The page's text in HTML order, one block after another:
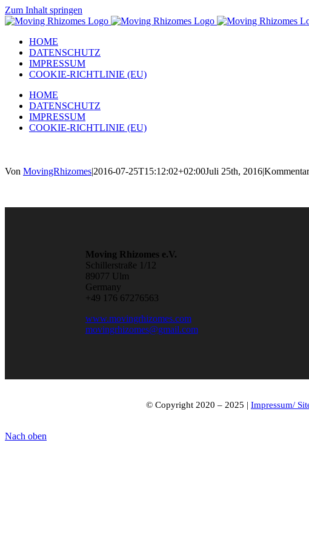
Zum Inhalt springen
HOME
DATENSCHUTZ
IMPRESSUM
COOKIE-RICHTLINIE (EU)
HOME
DATENSCHUTZ
IMPRESSUM
COOKIE-RICHTLINIE (EU)
Von MovingRhizomes|2016-07-25T15:12:02+02:00Juli 25th, 2016|
Moving Rhizomes e.V.
Schillerstraße 1/12
89077 Ulm
Germany
+49 176 67276563
www.movingrhizomes.com
movingrhizomes@gmail.com
© Copyright 2020 – 2025 | Impressum/
Nach oben